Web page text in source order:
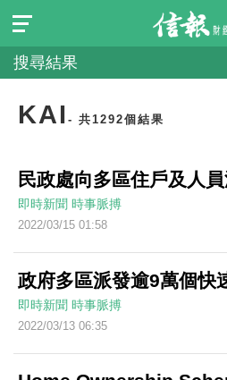
搜尋結果
KAI - 共1292個結果
民政處向多區住戶及人
即時新聞 時事脈搏
2022/03/15 01:58
政府多區派發逾9萬個快
即時新聞 時事脈搏
2022/03/13 06:35